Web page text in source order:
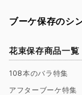
ブーケ保存のシ
花束保存商品一覧
108本のバラ特集
アフターブーケ特集